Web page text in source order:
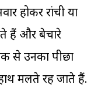
होकर रांची या
हैं और बेचारे
से उनका पीछा
मलते रह जाते हैं.